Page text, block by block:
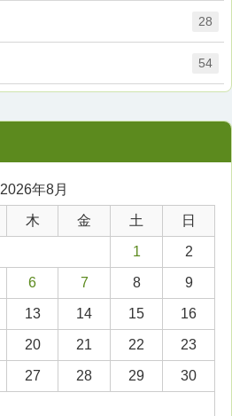
54
28
2026年8月
木 金 土 日
1 2
6 7 8 9
13 14 15 16
20 21 22 23
27 28 29 30